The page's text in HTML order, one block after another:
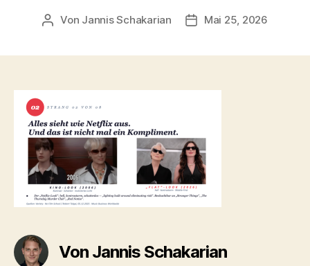
Beitragsautor
Von Jannis Schakarian Mai 25, 2026
Von Jannis Schakarian